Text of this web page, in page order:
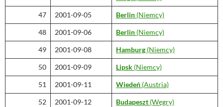
47 2001-09-05 Berlin (Niemcy)
48 2001-09-06 Berlin (Niemcy)
49 2001-09-08 Hamburg (Niemcy)
50 2001-09-09 Lipsk (Niemcy)
51 2001-09-11 Wiedeń (Austria)
52 2001-09-12 Budapeszt (Węgry)